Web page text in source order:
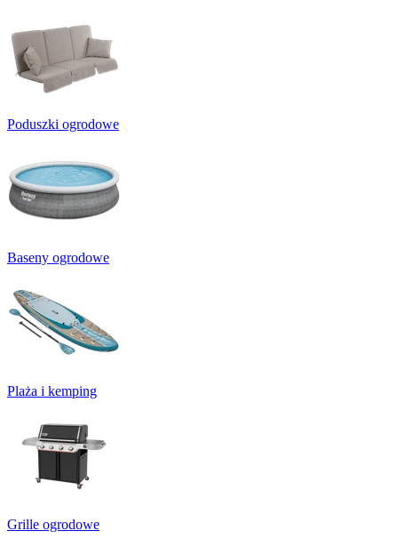
Poduszki ogrodowe
Baseny ogrodowe
Plaża i kemping
Grille ogrodowe